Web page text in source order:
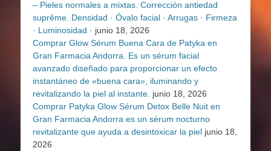
– Pieles normales a mixtas. Corrección antiedad
suprême. Densidad · Óvalo facial · Arrugas · Firmeza
· Luminosidad · junio 18, 2026
Comprar Glow Sérum Buena Cara de Patyka en
Gran Farmacia Andorra. Es un sérum facial
avanzado diseñado para proporcionar un efecto
instantáneo de «buena cara», iluminando y
revitalizando la piel al instante. junio 18, 2026
Comprar Patyka Glow Sérum Detox Belle Nuit en
Gran Farmacia Andorra es un sérum nocturno
revitalizante que ayuda a desintoxicar la piel junio 18,
2026